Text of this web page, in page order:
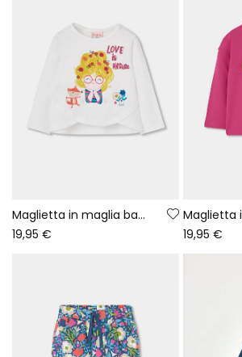
Maglietta in maglia bambina bianca con stampa bambina e volpe
19,95 €
19,95 €